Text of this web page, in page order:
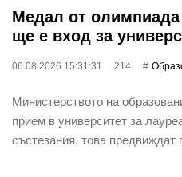
Медал от
ще е вход за
06.08.2026 15:31:31 214
Министерството на
прием в университет за
състезания, това